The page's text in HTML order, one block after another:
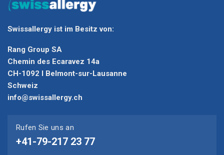
Swissallergy ist im Besitz von:
Rang Group SA
Chemin des Ecaravez 14a
CH-1092 I Belmont-sur-Lausanne
Schweiz
info@swissallergy.ch
Rufen Sie uns an
+41-79-217 23 77